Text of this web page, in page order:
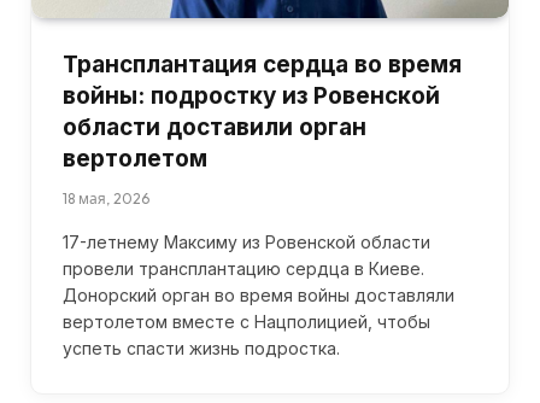
Трансплантация сердца во время
войны: подростку из Ровенской
области доставили орган
вертолетом
18 мая, 2026
17-летнему Максиму из Ровенской области
провели трансплантацию сердца в Киеве.
Донорский орган во время войны доставляли
вертолетом вместе с Нацполицией, чтобы
успеть спасти жизнь подростка.